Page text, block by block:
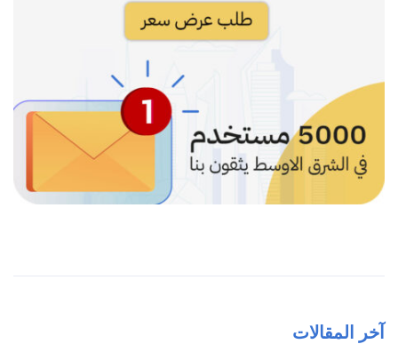
آخر المقالات